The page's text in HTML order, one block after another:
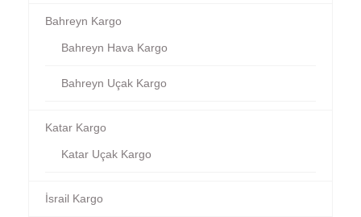
Bahreyn Kargo
Bahreyn Hava Kargo
Bahreyn Uçak Kargo
Katar Kargo
Katar Uçak Kargo
İsrail Kargo